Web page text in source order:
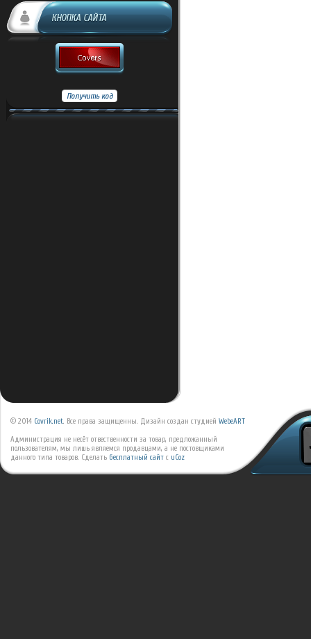
КНОПКА САЙТА
© 2014 Covrik.net. Все права защищенны. Дизайн создан студией WebeART
Администрация не несёт отвественности за товар, предложанный
пользователям, мы лишь являемся продавцами, а не постовщиками
данного типа товаров. Сделать бесплатный сайт с uCoz